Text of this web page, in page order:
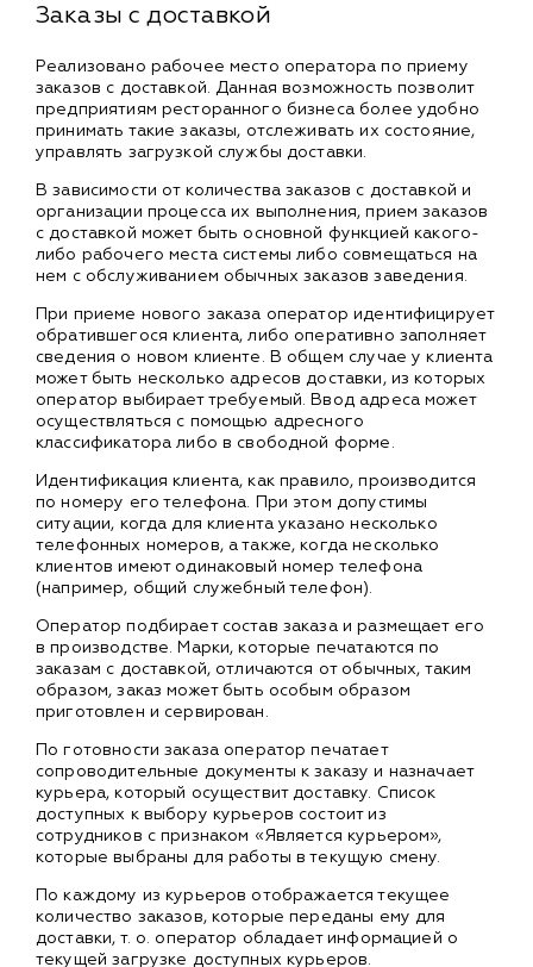
Заказы с доставкой
Реализовано рабочее место оператора по приему
заказов с доставкой. Данная возможность позволит
предприятиям ресторанного бизнеса более удобно
принимать такие заказы, отслеживать их состояние,
управлять загрузкой службы доставки.
В зависимости от количества заказов с доставкой и
организации процесса их выполнения, прием заказов
с доставкой может быть основной функцией какого-
либо рабочего места системы либо совмещаться на
нем с обслуживанием обычных заказов заведения.
При приеме нового заказа оператор идентифицирует
обратившегося клиента, либо оперативно заполняет
сведения о новом клиенте. В общем случае у клиента
может быть несколько адресов доставки, из которых
оператор выбирает требуемый. Ввод адреса может
осуществляться с помощью адресного
классификатора либо в свободной форме.
Идентификация клиента, как правило, производится
по номеру его телефона. При этом допустимы
ситуации, когда для клиента указано несколько
телефонных номеров, а также, когда несколько
клиентов имеют одинаковый номер телефона
(например, общий служебный телефон).
Оператор подбирает состав заказа и размещает его
в производстве. Марки, которые печатаются по
заказам с доставкой, отличаются от обычных, таким
образом, заказ может быть особым образом
приготовлен и сервирован.
По готовности заказа оператор печатает
сопроводительные документы к заказу и назначает
курьера, который осуществит доставку. Список
доступных к выбору курьеров состоит из
сотрудников с признаком «Является курьером»,
которые выбраны для работы в текущую смену.
По каждому из курьеров отображается текущее
количество заказов, которые переданы ему для
доставки, т. о. оператор обладает информацией о
текущей загрузке доступных курьеров.